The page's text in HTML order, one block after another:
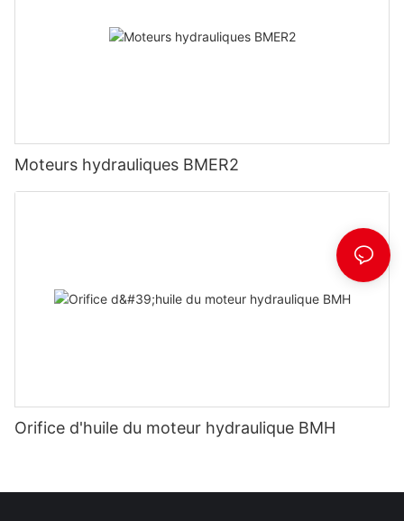
Moteurs hydrauliques BMER2
Orifice d'huile du moteur hydraulique BMH